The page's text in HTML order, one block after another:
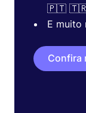
🇵🇹
E muito
Confira